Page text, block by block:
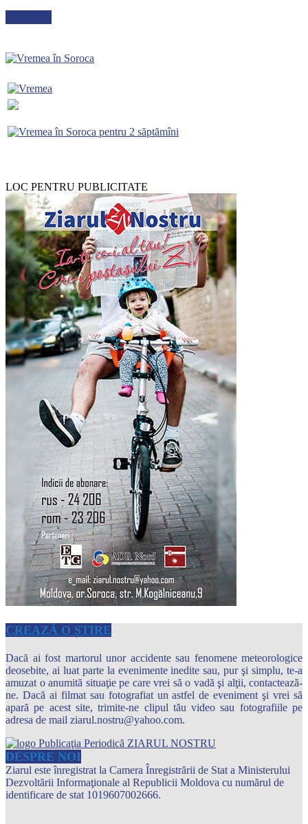
LOC PENTRU PUBLICITATE
CREAZĂ O ȘTIRE
Dacă ai fost martorul unor accidente sau fenomene meteorologice
deosebite, ai luat parte la evenimente inedite sau, pur şi simplu, te-a
amuzat o anumită situaţie pe care vrei să o vadă şi alţii, contactează-
ne. Dacă ai filmat sau fotografiat un astfel de eveniment şi vrei să
apară pe acest site, trimite-ne clipul tău video sau fotografiile pe
adresa de mail ziarul.nostru@yahoo.com.
DESPRE NOI
Ziarul este înregistrat la Camera Înregistrării de Stat a Ministerului
Dezvoltării Informaţionale al Republicii Moldova cu numărul de
identificare de stat 1019607002666.